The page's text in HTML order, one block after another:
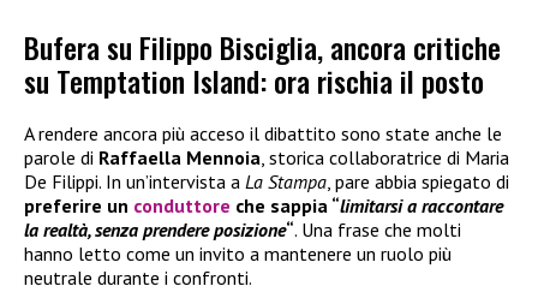
Bufera su Filippo Bisciglia, ancora critiche
su Temptation Island: ora rischia il posto
A rendere ancora più acceso il dibattito sono state anche le
parole di Raffaella Mennoia, storica collaboratrice di Maria
De Filippi. In un’intervista a La Stampa, pare abbia spiegato di
preferire un conduttore che sappia “limitarsi a raccontare
la realtà, senza prendere posizione“. Una frase che molti
hanno letto come un invito a mantenere un ruolo più
neutrale durante i confronti.